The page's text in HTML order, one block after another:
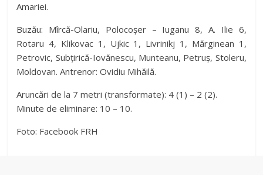
Amariei.
Buzău: Mîrcă-Olariu, Polocoșer – Iuganu 8, A. Ilie 6,
Rotaru 4, Klikovac 1, Ujkic 1, Livrinikj 1, Mărginean 1,
Petrovic, Subțirică-Iovănescu, Munteanu, Petruș, Stoleru,
Moldovan. Antrenor: Ovidiu Mihăilă.
Aruncări de la 7 metri (transformate): 4 (1) – 2 (2).
Minute de eliminare: 10 – 10.
Foto: Facebook FRH